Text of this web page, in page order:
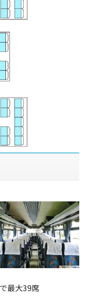
最大39席